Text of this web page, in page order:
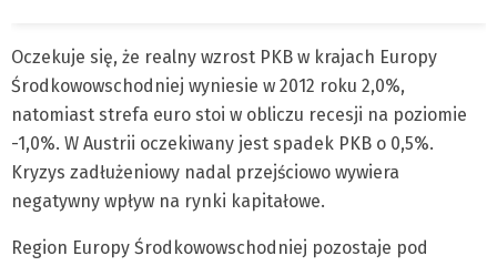
Oczekuje się, że realny wzrost PKB w krajach Europy
Środkowowschodniej wyniesie w 2012 roku 2,0%,
natomiast strefa euro stoi w obliczu recesji na poziomie
-1,0%. W Austrii oczekiwany jest spadek PKB o 0,5%.
Kryzys zadłużeniowy nadal przejściowo wywiera
negatywny wpływ na rynki kapitałowe.
Region Europy Środkowowschodniej pozostaje pod